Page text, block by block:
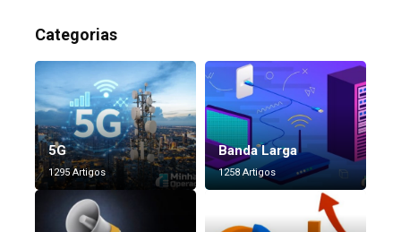
Categorias
5G
1295 Artigos
Banda Larga
1258 Artigos